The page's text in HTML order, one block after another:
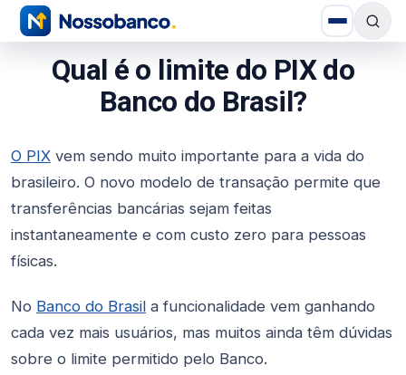
Qual é o limite do PIX do
Banco do Brasil?
O PIX vem sendo muito importante para a vida do
brasileiro. O novo modelo de transação permite que
transferências bancárias sejam feitas
instantaneamente e com custo zero para pessoas
físicas.
No Banco do Brasil a funcionalidade vem ganhando
cada vez mais usuários, mas muitos ainda têm dúvidas
sobre o limite permitido pelo Banco.